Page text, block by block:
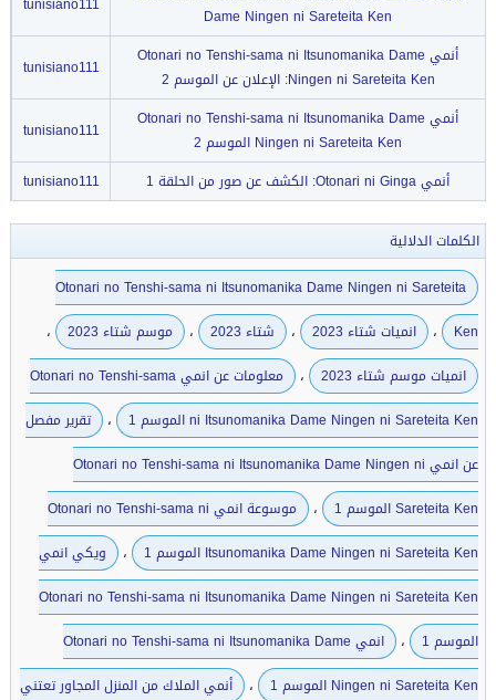
Dame Ningen ni Sareteita Ken
أنمي Otonari no Tenshi-sama ni Itsunomanika Dame
Ningen ni Sareteita Ken: الإعلان عن الموسم 2
tunisiano111
أنمي Otonari no Tenshi-sama ni Itsunomanika Dame
Ningen ni Sareteita Ken الموسم 2
tunisiano111
أنمي Otonari ni Ginga: الكشف عن صور من الحلقة 1 tunisiano111
الكلمات الدلالية
Otonari no Tenshi-sama ni Itsunomanika Dame Ningen ni Sareteita
Ken
، انميات شتاء 2023 ، شتاء 2023 ، موسم شتاء 2023 ،
انميات موسم شتاء 2023 ،
معلومات عن انمي Otonari no Tenshi-sama
ni Itsunomanika Dame Ningen ni Sareteita Ken الموسم 1
،
تقرير مفصل
عن انمي Otonari no Tenshi-sama ni Itsunomanika Dame Ningen ni
Sareteita Ken الموسم 1
،
موسوعة انمي Otonari no Tenshi-sama ni
Itsunomanika Dame Ningen ni Sareteita Ken الموسم 1
،
ويكي انمي
Otonari no Tenshi-sama ni Itsunomanika Dame Ningen ni Sareteita Ken
الموسم 1
،
انمي Otonari no Tenshi-sama ni Itsunomanika Dame
Ningen ni Sareteita Ken الموسم 1
،
أنمي الملاك من المنزل المجاور تعتني